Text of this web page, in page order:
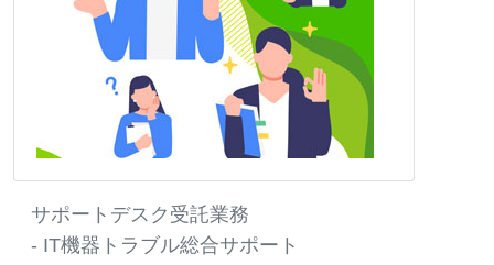
サポートデスク受託業務
- IT機器トラブル総合サポート